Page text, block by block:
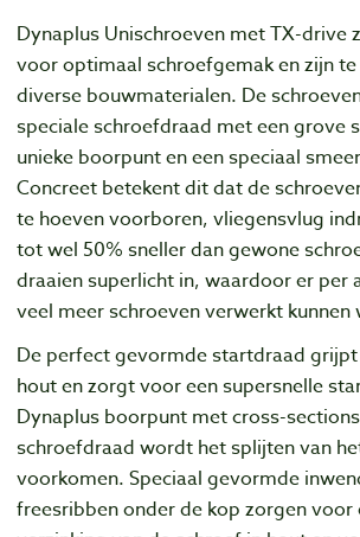
Dynaplus Unischroeven met TX-drive
voor optimaal schroefgemak en zijn
diverse bouwmaterialen. De
speciale schroefdraad met een grove
unieke boorpunt en een speciaal
Concreet betekent dit dat de
te hoeven voorboren, vliegensvlug
tot wel 50% sneller dan gewone
draaien superlicht in, waardoor er per
veel meer schroeven verwerkt kunnen
De perfect gevormde startdraad
hout en zorgt voor een supersnelle
Dynaplus boorpunt met cross-
schroefdraad wordt het splijten van
voorkomen. Speciaal gevormde
freesribben onder de kop zorgen voor